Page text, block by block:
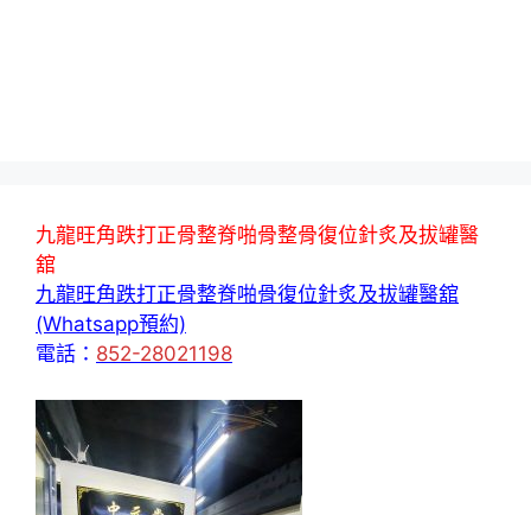
九龍旺角跌打正骨整脊啪骨整骨復位針炙及拔罐醫
舘
九龍旺角跌打正骨整脊啪骨復位針炙及拔罐醫舘
(Whatsapp預約)
電話： 852-28021198